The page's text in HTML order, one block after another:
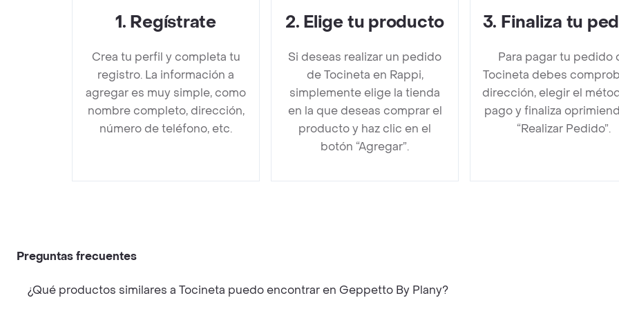
1. Regístrate
Crea tu perfil y completa tu
registro. La información a
agregar es muy simple, como
nombre completo, dirección,
número de teléfono, etc.
2. Elige tu producto
Si deseas realizar un pedido
de Tocineta en Rappi,
simplemente elige la tienda
en la que deseas comprar el
producto y haz clic en el
botón “Agregar”.
3. Finaliza tu
Para pagar tu pedido
Tocineta debes
dirección, elegir el
pago y finaliza
“Realizar Pedido”.
Preguntas frecuentes
¿Qué productos similares a Tocineta puedo encontrar en Geppetto By Plany?